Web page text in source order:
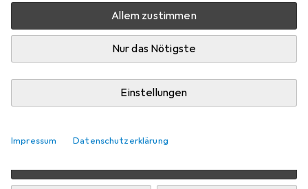
Allem zustimmen
Nur das Nötigste
Einstellungen
Impressum Datenschutzerklärung
Zwischen Mi, 12.8. und Di, 18.8. geliefert
Mehr als 10 Stück an Lager beim Drittanbieter
Lieferort angeben für genaue Lieferzeit
Angebot von i